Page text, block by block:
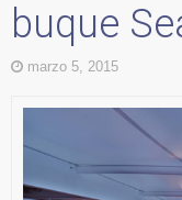
buque
marzo 5, 2015